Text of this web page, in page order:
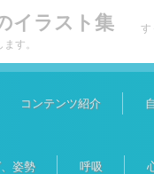
イラスト集
す
す。
コンテンツ紹介
姿勢 呼吸